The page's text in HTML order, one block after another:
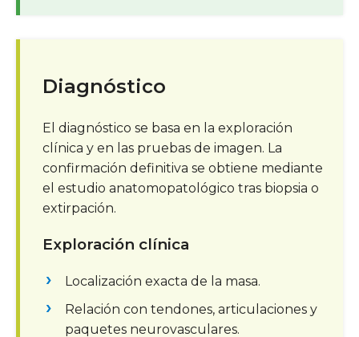
Diagnóstico
El diagnóstico se basa en la exploración
clínica y en las pruebas de imagen. La
confirmación definitiva se obtiene mediante
el estudio anatomopatológico tras biopsia o
extirpación.
Exploración clínica
Localización exacta de la masa.
Relación con tendones, articulaciones y
paquetes neurovasculares.